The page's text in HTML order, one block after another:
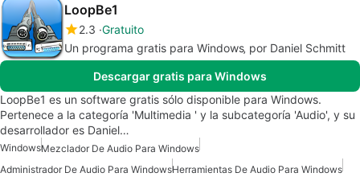
LoopBe1
2.3 Gratuito
Un programa gratis para Windows‚ por Daniel Schmitt
Descargar gratis para Windows
LoopBe1 es un software gratis sólo disponible para Windows.
Pertenece a la categoría 'Multimedia ' y la subcategoría 'Audio', y su
desarrollador es Daniel…
WindowsMezclador De Audio Para Windows
Administrador De Audio Para WindowsHerramientas De Audio Para Windows